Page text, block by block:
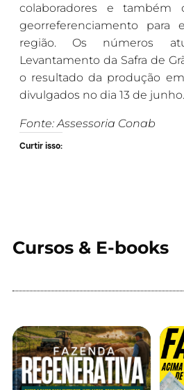
colaboradores e
georreferenciamento para
região. Os números
Levantamento da Safra de
o resultado da produção
divulgados no dia 13 de junho.
Fonte: Assessoria Conab
Curtir isso:
Cursos & E-books